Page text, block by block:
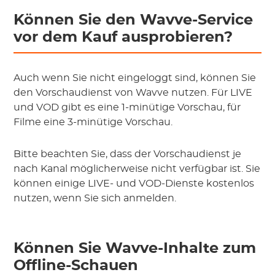
Können Sie den Wavve-Service
vor dem Kauf ausprobieren?
Auch wenn Sie nicht eingeloggt sind, können Sie
den Vorschaudienst von Wavve nutzen. Für LIVE
und VOD gibt es eine 1-minütige Vorschau, für
Filme eine 3-minütige Vorschau.
Bitte beachten Sie, dass der Vorschaudienst je
nach Kanal möglicherweise nicht verfügbar ist. Sie
können einige LIVE- und VOD-Dienste kostenlos
nutzen, wenn Sie sich anmelden.
Können Sie Wavve-Inhalte zum
Offline-Schauen